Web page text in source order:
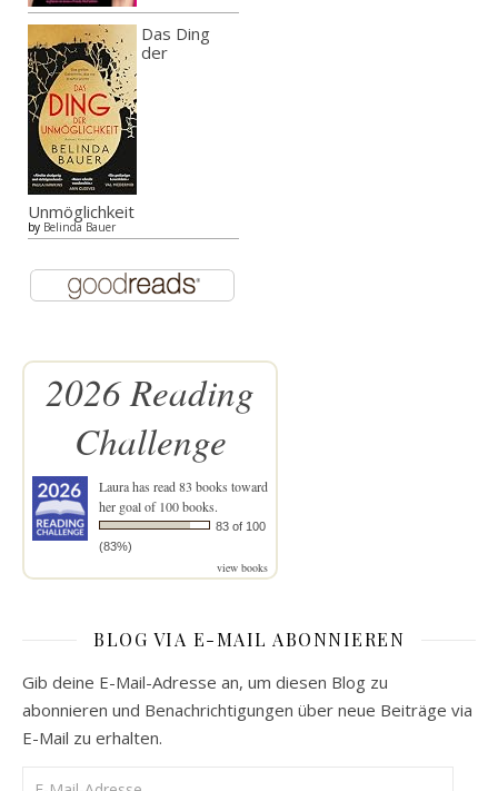
Das Ding
der
Unmöglichkeit
by Belinda Bauer
2026 Reading
Challenge
Laurahas read 83 books toward
her goal of 100 books.
83 of 100
(83%)
view books
BLOG VIA E-MAIL ABONNIEREN
Gib deine E-Mail-Adresse an, um diesen Blog zu
abonnieren und Benachrichtigungen über neue Beiträge via
E-Mail zu erhalten.
E-Mail-Adresse